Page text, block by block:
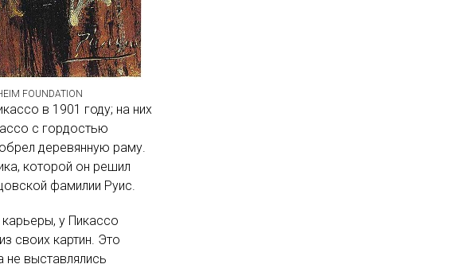
FOUNDATION
в 1901 году; на них
с гордостью
деревянную раму.
которой он решил
фамилии Руис.
у Пикассо
своих картин. Это
не выставлялись